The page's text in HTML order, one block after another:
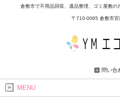
倉敷市で不用品回収、遺品整理、ゴミ屋敷
〒710-0065 倉敷市宮
問い合
MENU